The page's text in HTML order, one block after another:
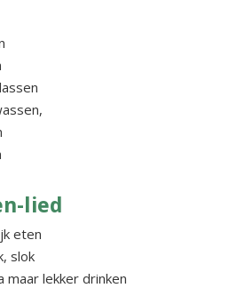
lied
eten
slok
maar lekker drinken